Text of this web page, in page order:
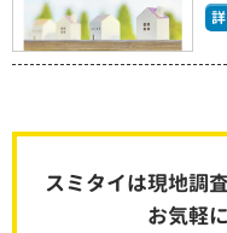
スミタイは現地調
お気軽